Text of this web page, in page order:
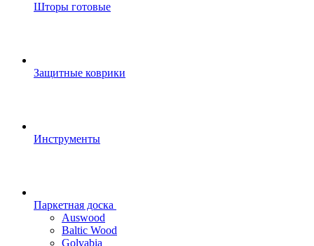
Шторы готовые
Защитные коврики
Инструменты
Паркетная доска
Auswood
Baltic Wood
Golvabia